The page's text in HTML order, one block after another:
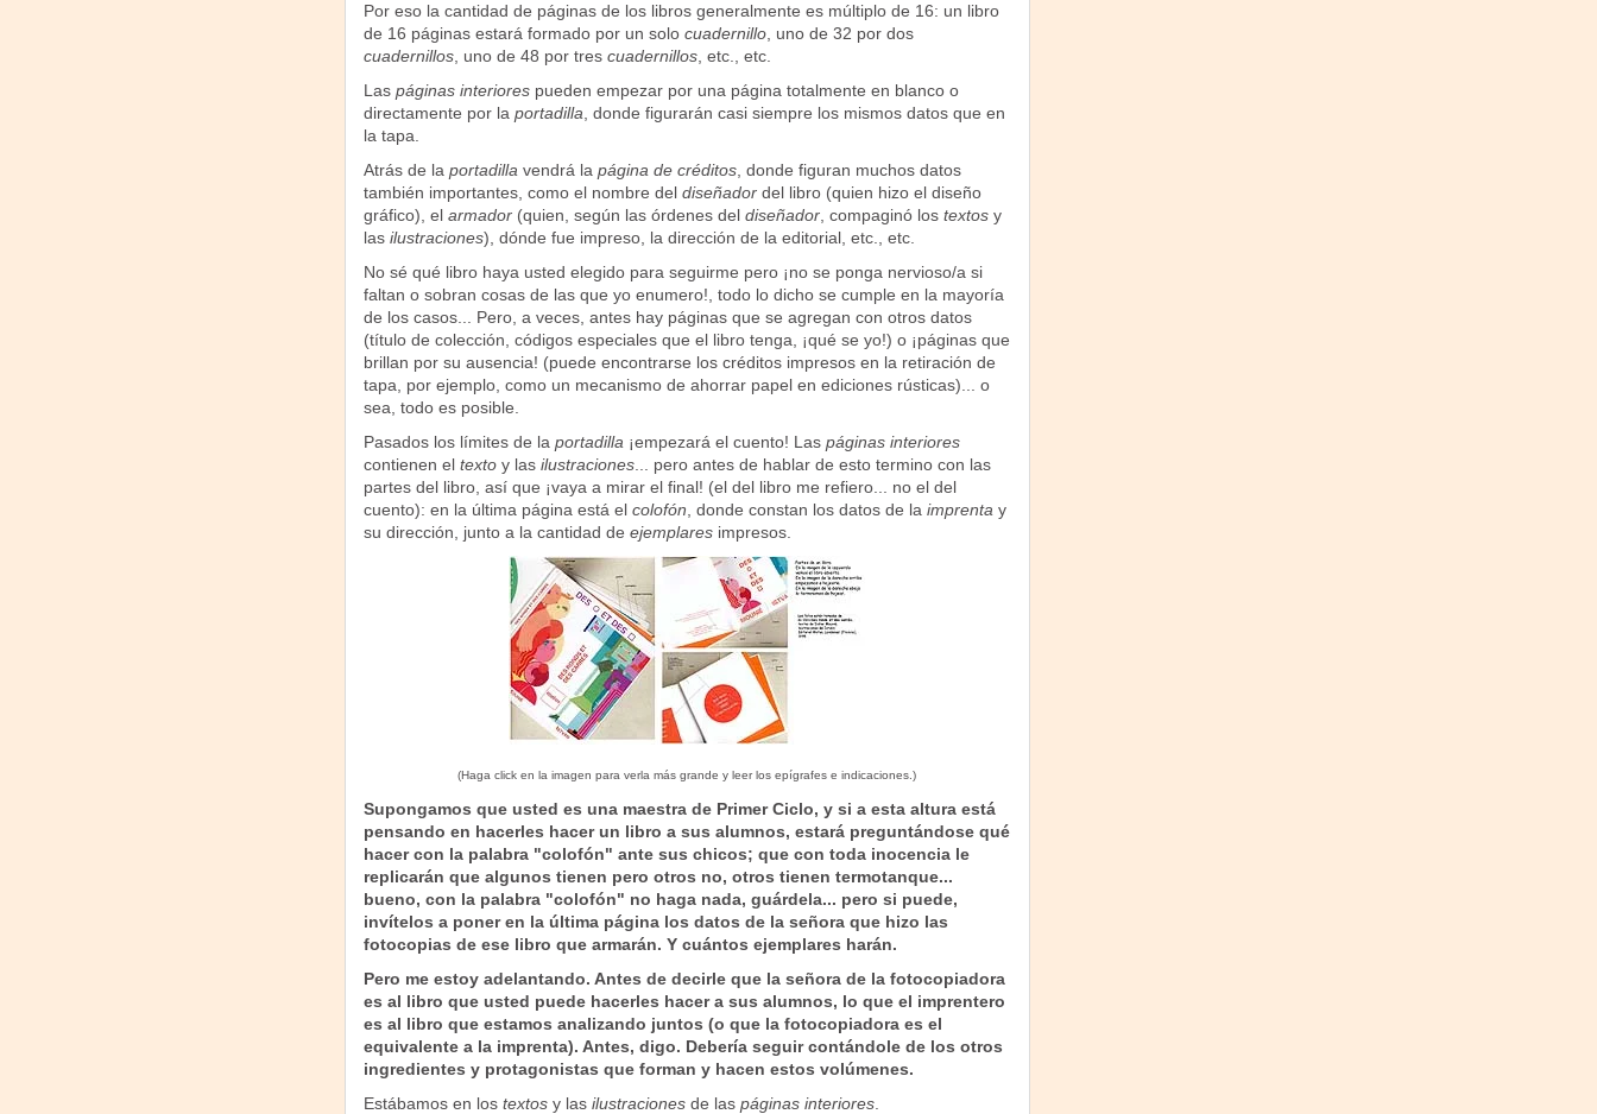
Por eso la cantidad de páginas de los libros generalmente es múltiplo de 16: un libro
de 16 páginas estará formado por un solo cuadernillo, uno de 32 por dos
cuadernillos, uno de 48 por tres cuadernillos, etc., etc.
Las páginas interiorespueden empezar por una página totalmente en blanco o
directamente por la portadilla , donde figurarán casi siempre los mismos datos que en
la tapa.
Atrás de la portadilla vendrá la página de créditos, donde figuran muchos datos
también importantes, como el nombre del diseñadordel libro (quien hizo el diseño
gráfico), el armador(quien, según las órdenes del diseñador, compaginó los textosy
las ilustraciones), dónde fue impreso, la dirección de la editorial, etc., etc.
No sé qué libro haya usted elegido para seguirme pero ¡no se ponga nervioso/a si
faltan o sobran cosas de las que yo enumero!, todo lo dicho se cumple en la mayoría
de los casos... Pero, a veces, antes hay páginas que se agregan con otros datos
(título de colección, códigos especiales que el libro tenga, ¡qué se yo!) o ¡páginas que
brillan por su ausencia! (puede encontrarse los créditos impresos en la retiración de
tapa, por ejemplo, como un mecanismo de ahorrar papel en ediciones rústicas)... o
sea, todo es posible.
Pasados los límites de la portadilla ¡empezará el cuento! Las páginas interiores
contienen el textoy las ilustraciones... pero antes de hablar de esto termino con las
partes del libro, así que ¡vaya a mirar el final! (el del libro me refiero... no el del
cuento): en la última página está el colofón , donde constan los datos de la imprenta y
su dirección, junto a la cantidad de ejemplaresimpresos.
(Haga click en la imagen para verla más grande y leer los epígrafes e indicaciones.)
Supongamos que usted es una maestra de Primer Ciclo, y si a esta altura está
pensando en hacerles hacer un libro a sus alumnos, estará preguntándose qué
hacer con la palabra "colofón" ante sus chicos; que con toda inocencia le
replicarán que algunos tienen pero otros no, otros tienen termotanque...
bueno, con la palabra "colofón" no haga nada, guárdela... pero si puede,
invítelos a poner en la última página los datos de la señora que hizo las
fotocopias de ese libro que armarán. Y cuántos ejemplares harán.
Pero me estoy adelantando. Antes de decirle que la señora de la fotocopiadora
es al libro que usted puede hacerles hacer a sus alumnos, lo que el imprentero
es al libro que estamos analizando juntos (o que la fotocopiadora es el
equivalente a la imprenta). Antes, digo. Debería seguir contándole de los otros
ingredientes y protagonistas que forman y hacen estos volúmenes.
Estábamos en los textosy las ilustracionesde las páginas interiores.